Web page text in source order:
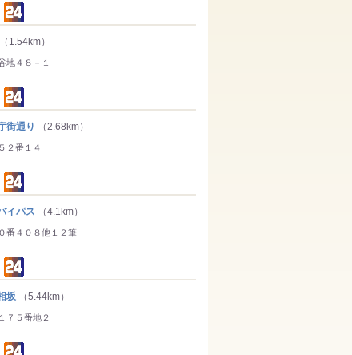
（1.54km）
４８－１
通り （2.68km）
２番１４
パス （4.1km）
番４０８他１２筆
坂 （5.44km）
７５番地２